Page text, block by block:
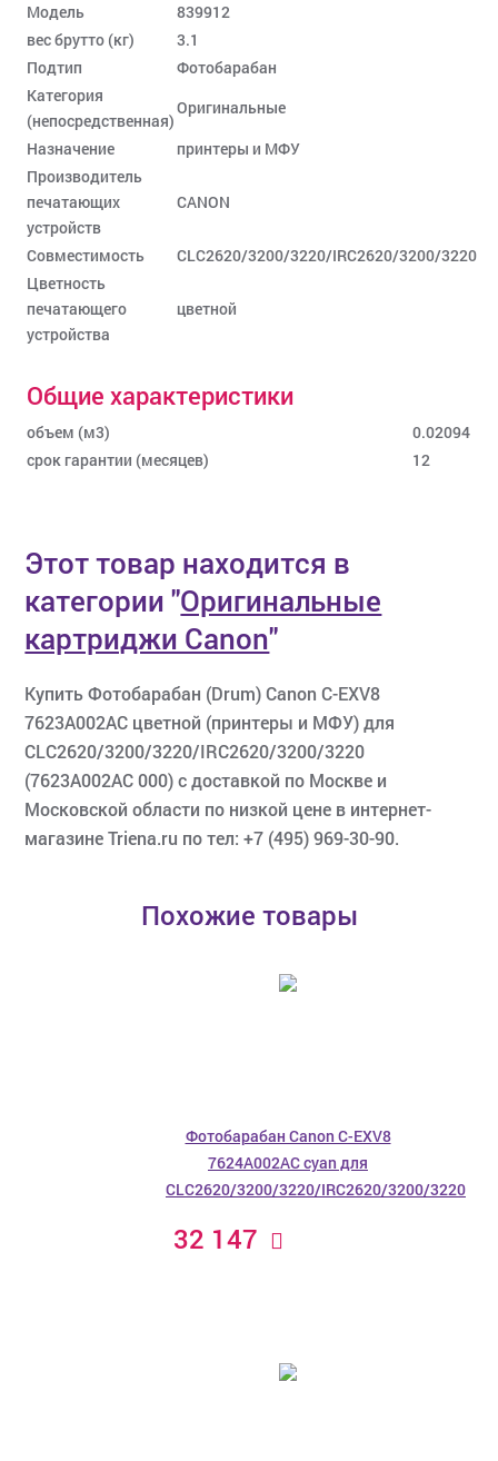
Модель
839912
вес брутто (кг)
3.1
Подтип
Фотобарабан
Категория
(непосредственная)
Оригинальные
Назначение
принтеры и МФУ
Производитель
печатающих
устройств
CANON
Совместимость
CLC2620/3200/3220/IRC2620/3200/3220
Цветность
печатающего
устройства
цветной
Общие характеристики
объем (м3)
0.02094
срок гарантии (месяцев)
12
Этот товар находится в
категории"Оригинальные
картриджи Canon"
Купить Фотобарабан (Drum) Canon C-EXV8
7623A002AC цветной (принтеры и МФУ) для
CLC2620/3200/3220/IRC2620/3200/3220
(7623A002AC 000) с доставкой по Москве и
Московской области по низкой цене в интернет-
магазине Triena.ru по тел: +7 (495) 969-30-90.
Похожие товары
Фотобарабан Canon C-EXV8
7624A002AC cyan для
CLC2620/3200/3220/IRC2620/3200/3220
32 147